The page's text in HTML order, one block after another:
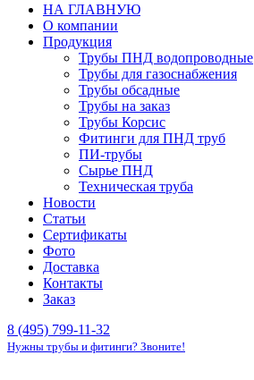
НА ГЛАВНУЮ
О компании
Продукция
Трубы ПНД водопроводные
Трубы для газоснабжения
Трубы обсадные
Трубы на заказ
Трубы Корсис
Фитинги для ПНД труб
ПИ-трубы
Сырье ПНД
Техническая труба
Новости
Статьи
Сертификаты
Фото
Доставка
Контакты
Заказ
8 (495) 799-11-32
Нужны трубы и фитинги? Звоните!